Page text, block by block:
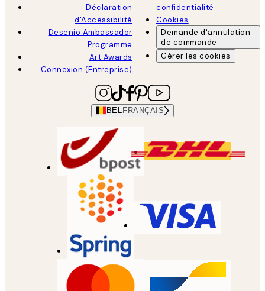
Déclaration
d'Accessibilité
Desenio Ambassador
Programme
Art Awards
Connexion (Entreprise)
confidentialité
Cookies
Demande d'annulation
de commande
Gérer les cookies
BEL FRANÇAIS